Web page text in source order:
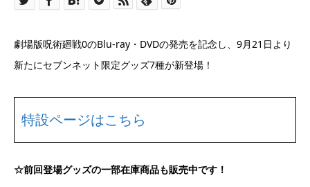
劇場版呪術廻戦0のBlu-ray・DVDの発売を記念し、9月21日より
新たにセブンネット限定グッズ7種が新登場！
特設ページはこちら
☆前回登場グッズの一部在庫商品も販売中です！